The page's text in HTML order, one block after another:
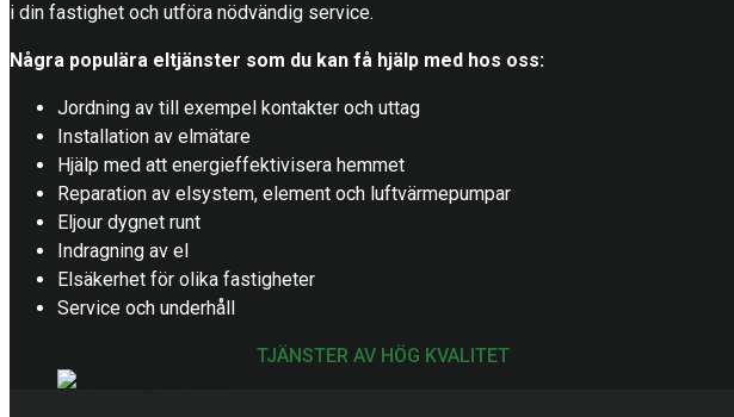
i din fastighet och utföra nödvändig service.
Några populära eltjänster som du kan få hjälp med hos oss:
Jordning av till exempel kontakter och uttag
Installation av elmätare
Hjälp med att energieffektivisera hemmet
Reparation av elsystem, element och luftvärmepumpar
Eljour dygnet runt
Indragning av el
Elsäkerhet för olika fastigheter
Service och underhåll
TJÄNSTER AV HÖG KVALITET